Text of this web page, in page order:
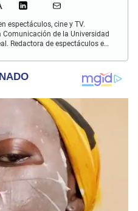
espectáculos, cine y TV.
Comunicación de la Universidad
Redactora de espectáculos en
música y películas.